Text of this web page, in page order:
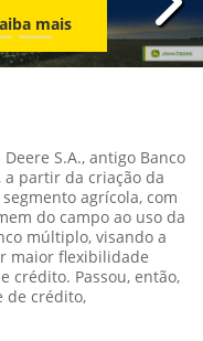
mais
S.A., antigo Banco
a partir da criação da
agrícola, com
do campo ao uso da
múltiplo, visando a
maior flexibilidade
crédito. Passou, então,
de crédito,